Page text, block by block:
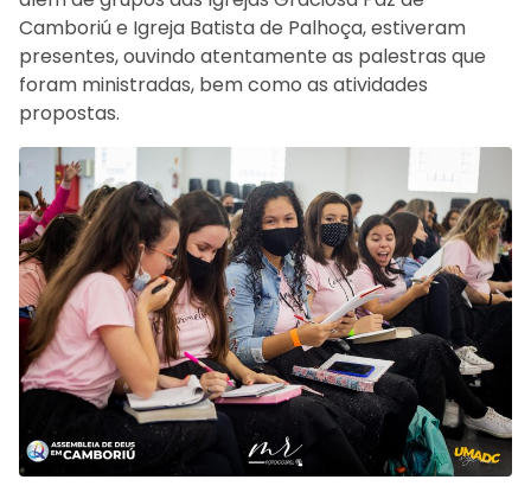
Camboriú e Igreja Batista de Palhoça, estiveram
presentes, ouvindo atentamente as palestras que
foram ministradas, bem como as atividades
propostas.